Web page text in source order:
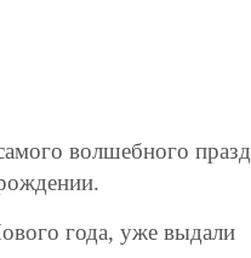
волшебного
года, уже выдали